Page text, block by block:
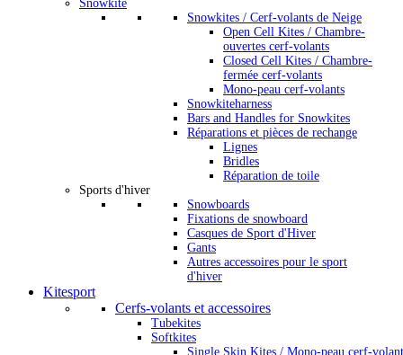
Snowkite
Snowkites / Cerf-volants de Neige
Open Cell Kites / Chambre-
ouvertes cerf-volants
Closed Cell Kites / Chambre-
fermée cerf-volants
Mono-peau cerf-volants
Snowkiteharness
Bars and Handles for Snowkites
Réparations et pièces de rechange
Lignes
Bridles
Réparation de toile
Sports d'hiver
Snowboards
Fixations de snowboard
Casques de Sport d'Hiver
Gants
Autres accessoires pour le sport
d'hiver
Kitesport
Cerfs-volants et accessoires
Tubekites
Softkites
Single Skin Kites / Mono-peau cerf-